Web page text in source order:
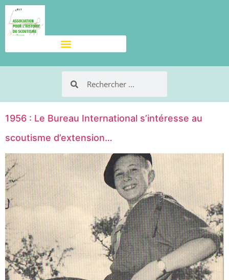
1956 : Le Bureau International s’intéresse au
scoutisme d’extension…